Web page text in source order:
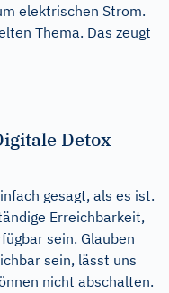
elektrischen Strom.
Thema. Das zeugt
Detox
gesagt, als es ist.
Erreichbarkeit,
sein. Glauben
sein, lässt uns
nicht abschalten.